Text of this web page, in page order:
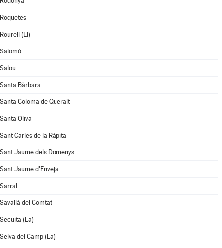
Roquetes
Rourell (El)
Salomó
Salou
Santa Bàrbara
Santa Coloma de Queralt
Santa Oliva
Sant Carles de la Ràpita
Sant Jaume dels Domenys
Sant Jaume d'Enveja
Sarral
Savallà del Comtat
Secuita (La)
Selva del Camp (La)